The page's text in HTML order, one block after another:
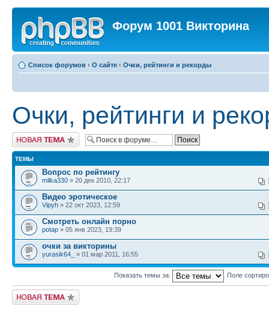
Форум 1001 Викторина
Список форумов ‹ О сайте ‹ Очки, рейтинги и рекорды
Очки, рейтинги и
Новая тема
ТЕМЫ
Вопрос по рейтингу
milka330 » 20 дек 2010, 22:17
Видео эротическое
Vipyh » 22 окт 2023, 12:59
Смотреть онлайн порно
potap » 05 янв 2023, 19:39
очки за викторины
yurasik64_ » 01 мар 2011, 16:55
Показать темы за: Поле
Новая тема